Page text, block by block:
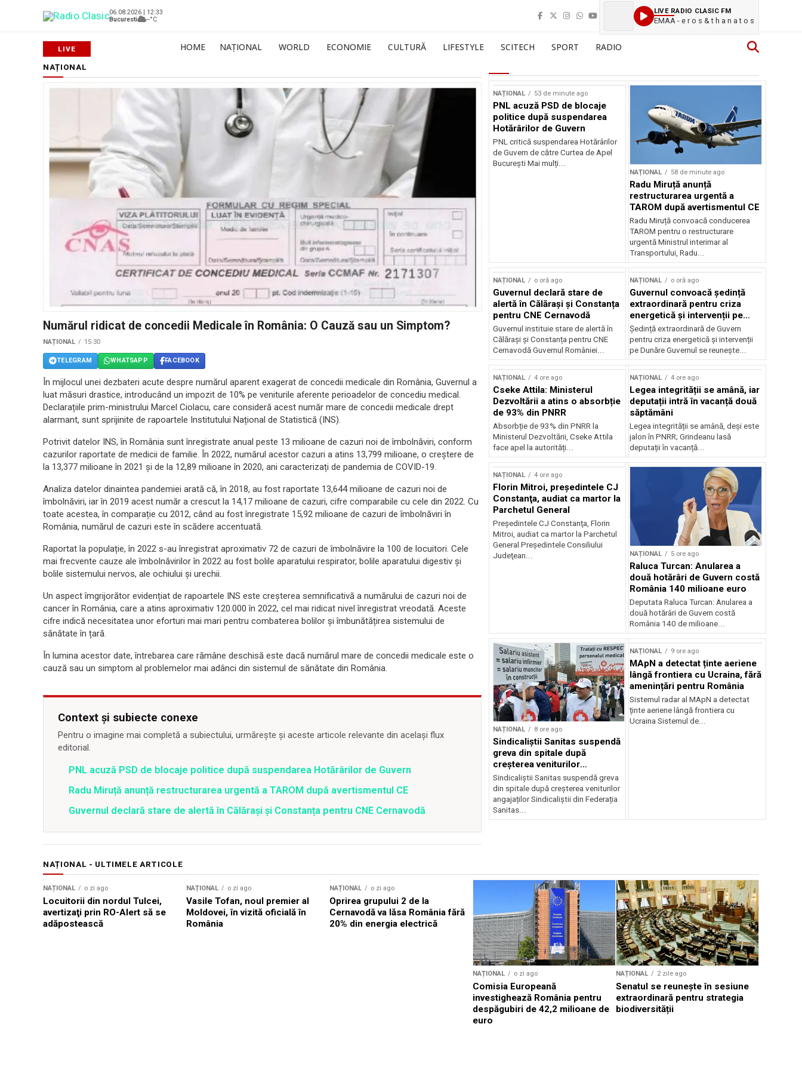
06.08.2026 | 12:33
Bucuresti
--°C
LIVE RADIO CLASIC FM
EMAA - e r o s & t h a n a t o s
HOME NAȚIONAL WORLD ECONOMIE CULTURĂ LIFESTYLE SCITECH SPORT RADIO
NAȚIONAL
Numărul ridicat de concedii Medicale în România: O Cauză sau un Simptom?
NAȚIONAL 15:30
TELEGRAM WHATSAPP FACEBOOK
În mijlocul unei dezbateri acute despre numărul aparent exagerat de concedii medicale din România, Guvernul a
luat măsuri drastice, introducând un impozit de 10% pe veniturile aferente perioadelor de concediu medical.
Declarațiile prim-ministrului Marcel Ciolacu, care consideră acest număr mare de concedii medicale drept
alarmant, sunt sprijinite de rapoartele Institutului Național de Statistică (INS).
Potrivit datelor INS, în România sunt înregistrate anual peste 13 milioane de cazuri noi de îmbolnăviri, conform
cazurilor raportate de medicii de familie. În 2022, numărul acestor cazuri a atins 13,799 milioane, o creștere de
la 13,377 milioane în 2021 și de la 12,89 milioane în 2020, ani caracterizați de pandemia de COVID-19.
Analiza datelor dinaintea pandemiei arată că, în 2018, au fost raportate 13,644 milioane de cazuri noi de
îmbolnăviri, iar în 2019 acest număr a crescut la 14,17 milioane de cazuri, cifre comparabile cu cele din 2022. Cu
toate acestea, în comparație cu 2012, când au fost înregistrate 15,92 milioane de cazuri de îmbolnăviri în
România, numărul de cazuri este în scădere accentuată.
Raportat la populație, în 2022 s-au înregistrat aproximativ 72 de cazuri de îmbolnăvire la 100 de locuitori. Cele
mai frecvente cauze ale îmbolnăvirilor în 2022 au fost bolile aparatului respirator, bolile aparatului digestiv și
bolile sistemului nervos, ale ochiului și urechii.
Un aspect îmgrijorător evidențiat de rapoartele INS este creșterea semnificativă a numărului de cazuri noi de
cancer în România, care a atins aproximativ 120.000 în 2022, cel mai ridicat nivel înregistrat vreodată. Aceste
cifre indică necesitatea unor eforturi mai mari pentru combaterea bolilor și îmbunătățirea sistemului de
sănătate în țară.
În lumina acestor date, întrebarea care rămâne deschisă este dacă numărul mare de concedii medicale este o
cauză sau un simptom al problemelor mai adânci din sistemul de sănătate din România.
Context și subiecte conexe
Pentru o imagine mai completă a subiectului, urmărește și aceste articole relevante din același flux
editorial.
PNL acuză PSD de blocaje politice după suspendarea Hotărârilor de Guvern
Radu Miruță anunță restructurarea urgentă a TAROM după avertismentul CE
Guvernul declară stare de alertă în Călărași și Constanța pentru CNE Cernavodă
NAȚIONAL 53 de minute ago
PNL acuză PSD de blocaje
politice după suspendarea
Hotărârilor de Guvern
PNL critică suspendarea Hotărârilor
de Guvern de către Curtea de Apel
București Mai mulți...
NAȚIONAL 58 de minute ago
Radu Miruță anunță
restructurarea urgentă a
TAROM după avertismentul CE
Radu Miruță convoacă conducerea
TAROM pentru o restructurare
urgentă Ministrul interimar al
Transportului, Radu...
NAȚIONAL o oră ago
Guvernul declară stare de
alertă în Călărași și Constanța
pentru CNE Cernavodă
Guvernul instituie stare de alertă în
Călărași și Constanța pentru CNE
Cernavodă Guvernul României...
NAȚIONAL o oră ago
Guvernul convoacă ședință
extraordinară pentru criza
energetică și intervenții pe
Dunăre
Ședință extraordinară de Guvern
pentru criza energetică și intervenții
pe Dunăre Guvernul se reunește...
NAȚIONAL 4 ore ago
Cseke Attila: Ministerul
Dezvoltării a atins o absorbție
de 93% din PNRR
Absorbție de 93% din PNRR la
Ministerul Dezvoltării, Cseke Attila
face apel la autorități...
NAȚIONAL 4 ore ago
Legea integrității se amână, iar
deputații intră în vacanță două
săptămâni
Legea integrității se amână, deși este
jalon în PNRR; Grindeanu lasă
deputații în vacanță...
NAȚIONAL 4 ore ago
Florin Mitroi, preşedintele CJ
Constanţa, audiat ca martor la
Parchetul General
Preşedintele CJ Constanţa, Florin
Mitroi, audiat ca martor la Parchetul
General Preşedintele Consiliului
Judeţean...
NAȚIONAL 5 ore ago
Raluca Turcan: Anularea a
două hotărâri de Guvern costă
România 140 milioane euro
Deputata Raluca Turcan: Anularea a
două hotărâri de Guvern costă
România 140 de milioane...
NAȚIONAL 8 ore ago
Sindicaliștii Sanitas suspendă
greva din spitale după
creșterea veniturilor
angajaților
Sindicaliștii Sanitas suspendă greva
din spitale după creșterea veniturilor
angajaților Sindicaliștii din Federația
Sanitas...
NAȚIONAL 9 ore ago
MApN a detectat ținte aeriene
lângă frontiera cu Ucraina, fără
amenințări pentru România
Sistemul radar al MApN a detectat
ținte aeriene lângă frontiera cu
Ucraina Sistemul de...
NAȚIONAL - ULTIMELE ARTICOLE
NAȚIONAL o zi ago
Locuitorii din nordul Tulcei,
avertizaţi prin RO-Alert să se
adăpostească
NAȚIONAL o zi ago
Vasile Tofan, noul premier al
Moldovei, în vizită oficială în
România
NAȚIONAL o zi ago
Oprirea grupului 2 de la
Cernavodă va lăsa România fără
20% din energia electrică
NAȚIONAL o zi ago
Comisia Europeană
investighează România pentru
despăgubiri de 42,2 milioane de
euro
NAȚIONAL 2 zile ago
Senatul se reunește în sesiune
extraordinară pentru strategia
biodiversității